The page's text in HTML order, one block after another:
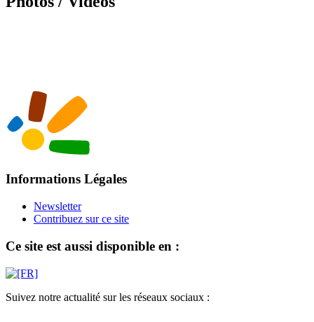
Informations Légales
Newsletter
Contribuez sur ce site
Ce site est aussi disponible en :
Suivez notre actualité sur les réseaux sociaux :